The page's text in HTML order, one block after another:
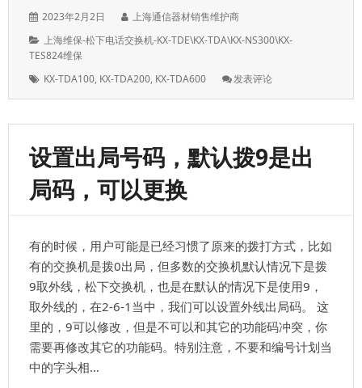
发
于：
2023年2月2日
作
上海通信器材销售维护商
分
类：
上海维保-松下电话交换机-KX-TDE\KX-TDA\KX-NS300\KX-
TES824维保
标
KX-TDA100, KX-TDA200, KX-TDA600 发表评论: 松
TDA0177
机
板
了，
是
么
原
因；
设置出局号码，默认拨9是出
局码，可以更换
有的时候，用户可能是已经习惯了原来的拨打方式，比如
有的交换机是拨0出局，但多数的交换机默认情况下是拨
9取外线，松下交换机，也是在默认的情况下是使用9，
取外线的，在2-6-1当中，我们可以设置外线出局码。 这
里的，9可以修改，但是不可以和其它的功能码冲突，你
需要再修改其它的功能码。特别注意，不要和编号计划当
中的字头相…